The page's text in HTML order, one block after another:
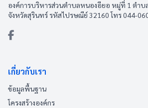
องค์การบริหารส่วนตำบลหนองอียอ หมู่ที่ 1 ตำบ
จังหวัดสุรินทร์ รหัสไปรษณีย์ 32160 โทร 044-
เกี่ยวกับเรา
ข้อมูลพื้นฐาน
โครงสร้างองค์กร